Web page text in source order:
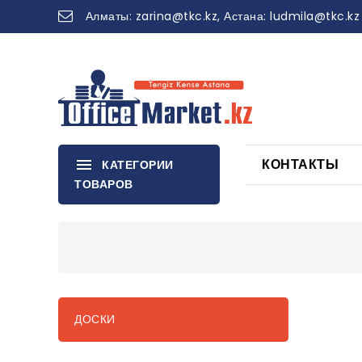
Алматы: zarina@tkc.kz, Астана: ludmila@tkc.kz
КАТЕГОРИИ
ТОВАРОВ
КОНТАКТЫ
ДОСКИ